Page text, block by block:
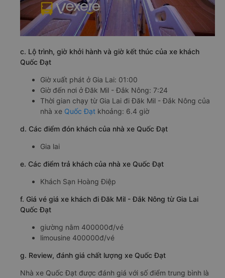
c. Lộ trình, giờ khởi hành và giờ kết thúc của xe khách
Quốc Đạt
Giờ xuất phát ở Gia Lai: 01:00
Giờ đến nơi ở Đăk Mil - Đắk Nông: 7:24
Thời gian chạy từ Gia Lai đi Đăk Mil - Đắk Nông của
nhà xe Quốc Đạt khoảng: 6.4 giờ
d. Các điểm đón khách của nhà xe Quốc Đạt
Gia lai
e. Các điểm trả khách của nhà xe Quốc Đạt
Khách Sạn Hoàng Điệp
f. Giá vé giá xe khách đi Đăk Mil - Đắk Nông từ Gia Lai
Quốc Đạt
giường nằm 400000đ/vé
limousine 400000đ/vé
g. Review, đánh giá chất lượng xe Quốc Đạt
Nhà xe Quốc Đạt được đánh giá với số điểm trung bình là